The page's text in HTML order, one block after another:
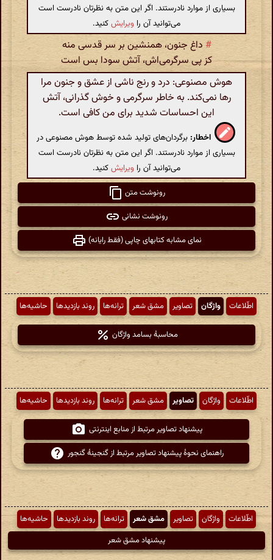
بسیاری از موارد نادرستند. اگر این متن به نظرتان نادرست است
می‌توانید آن را ویرایشکنید.
#داغ جنون، همنشین بر سر قدسی منه
کز پی سرگرمی‌اش، آتش سودا بس است
هوش مصنوعی: درد و رنج ناشی از عشق و جنون مرا
رها نمی‌کند. به خاطر سرگرمی و خوش گذرانی، آتش
این احساسات شدید برای من کافی است.
اخطار: برگردان‌های تولید شده توسط هوش مصنوعی در
بسیاری از موارد نادرستند. اگر این متن به نظرتان نادرست است
می‌توانید آن را ویرایشکنید.
رونوشت متن
رونوشت نشانی
نمای مشابه کتابهای چاپی (فقط رایانه)
اطّلاعات واژگان تصاویر مشق شعر ترانه‌ها روند بازدیدها حاشیه‌ها
محاسبهٔ بسامد واژگان
اطّلاعات واژگان تصاویر مشق شعر ترانه‌ها روند بازدیدها حاشیه‌ها
پیشنهاد تصاویر مرتبط از منابع اینترنتی
راهنمای نحوهٔ پیشنهاد تصاویر مرتبط از گنجینهٔ گنجور
اطّلاعات واژگان تصاویر مشق شعر ترانه‌ها روند بازدیدها
حاشیه‌ها
پیشنهاد مشق شعر